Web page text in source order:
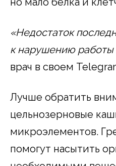
«Недостаток
к нарушению
врач в своем
Лучше обратить
цельнозерновые
микроэлементов.
помогут насытить